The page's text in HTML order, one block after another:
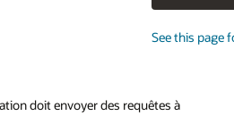
See this page
doit envoyer des requêtes à